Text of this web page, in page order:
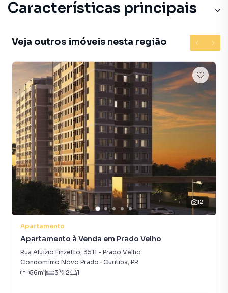
Características principais
Veja outros imóveis nesta região
12
Apartamento
Apartamento à Venda em Prado Velho
Rua Aluízio Finzetto, 3511 - Prado Velho
Condomínio Novo Prado · Curitiba, PR
56m² 3 2 1